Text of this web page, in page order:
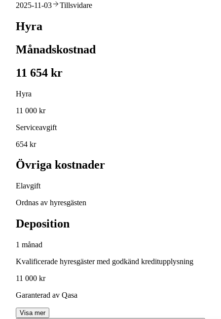
2025-11-03 Tillsvidare
Hyra
Månadskostnad
11 654 kr
Hyra
11 000 kr
Serviceavgift
654 kr
Övriga kostnader
Elavgift
Ordnas av hyresgästen
Deposition
1 månad
Kvalificerade hyresgäster med godkänd kreditupplysning
11 000 kr
Garanterad av Qasa
Visa mer